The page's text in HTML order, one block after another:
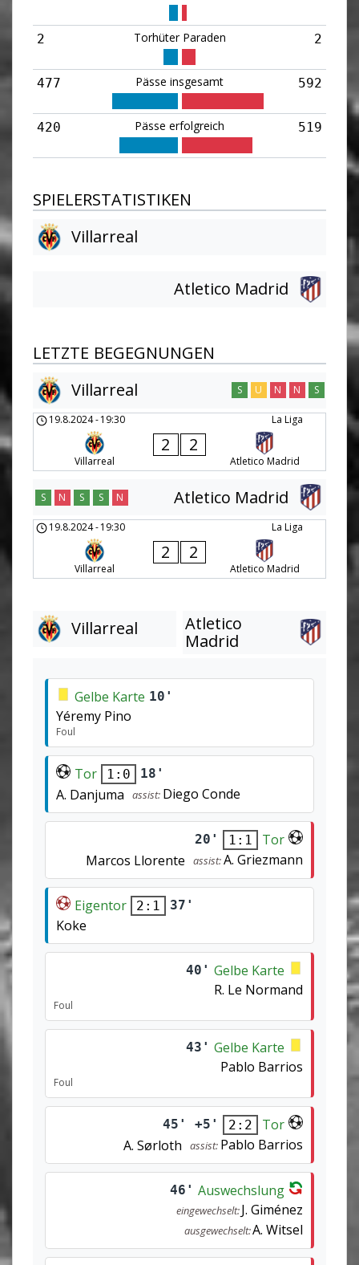
2 Torhüter Paraden 2
477 Pässe insgesamt 592
420 Pässe erfolgreich 519
SPIELERSTATISTIKEN
Villarreal
Atletico Madrid
LETZTE BEGEGNUNGEN
Villarreal
S U N N S
La Liga
19.8.2024-19:30
Villarreal
2 2
Atletico Madrid
Atletico Madrid
S N S S N
La Liga
19.8.2024-19:30
Villarreal
2 2
Atletico Madrid
Villarreal
Atletico
Madrid
Gelbe Karte 10'
Yéremy Pino
Foul
Tor 1:0 18'
A. Danjuma assist: Diego Conde
20' 1:1
Tor
Marcos Llorente
assist:A. Griezmann
Eigentor 2:1 37'
Koke
40' Gelbe Karte
R. Le Normand
Foul
43' Gelbe Karte
Pablo Barrios
Foul
45' +5' 2:2
Tor
A. Sørloth
assist: Pablo Barrios
46' Auswechslung
eingewechselt:J. Giménez
ausgewechselt:A. Witsel